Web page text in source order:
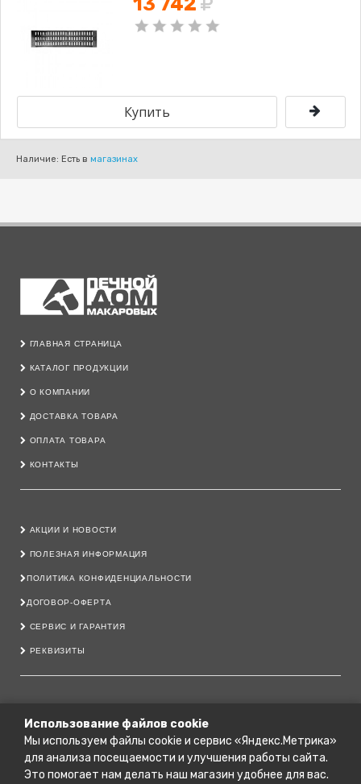
Наличие: Есть в магазинах
ГЛАВНАЯ СТРАНИЦА
КАТАЛОГ ПРОДУКЦИИ
О КОМПАНИИ
ДОСТАВКА ТОВАРА
ОПЛАТА ТОВАРА
КОНТАКТЫ
АКЦИИ И НОВОСТИ
ПОЛЕЗНАЯ ИНФОРМАЦИЯ
ПОЛИТИКА КОНФИДЕНЦИАЛЬНОСТИ
ДОГОВОР-ОФЕРТА
СЕРВИС И ГАРАНТИЯ
РЕКВИЗИТЫ
79206444700@YANDEX.RU
Г. КОСТРОМА, ПРОСПЕКТ МИРА, 151 А.
Использование файлов cookie
Мы используем файлы cookie и сервис «Яндекс.Метрика»
для анализа посещаемости и улучшения работы сайта.
Это помогает нам делать наш магазин удобнее для вас.